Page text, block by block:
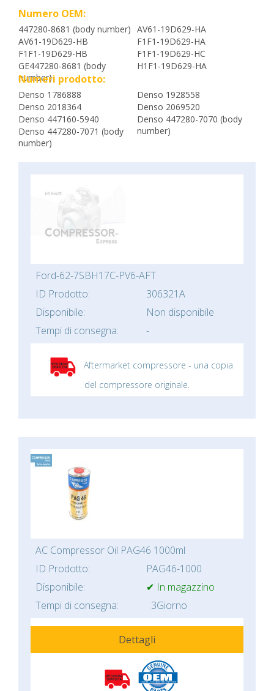
Numero OEM:
447280-8681 (body number) AV61-19D629-HA
AV61-19D629-HB
F1F1-19D629-HA
F1F1-19D629-HB
F1F1-19D629-HC
GE447280-8681 (body
number)
H1F1-19D629-HA
Numeri prodotto:
Denso 1786888
Denso 1928558
Denso 2018364
Denso 2069520
Denso 447160-5940
Denso 447280-7070 (body
number)
Denso 447280-7071 (body
number)
Ford-62-7SBH17C-PV6-AFT
ID Prodotto:
306321A
Disponibile:
Non disponibile
Tempi di consegna:
-
Aftermarket compressore - una copia
del compressore originale.
AC Compressor Oil PAG46 1000ml
ID Prodotto:
PAG46-1000
Disponibile:
✔ In magazzino
Tempi di consegna:
3Giorno
Dettagli